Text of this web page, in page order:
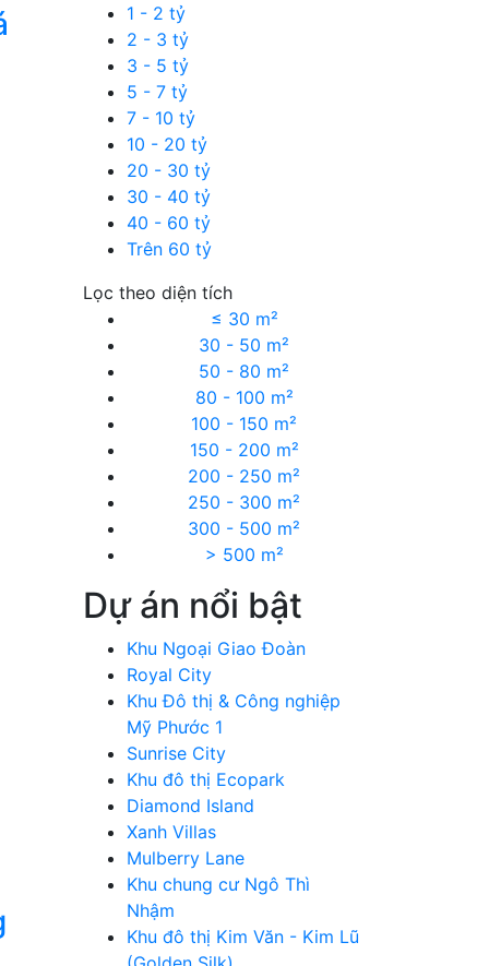
1 - 2 tỷ
2 - 3 tỷ
3 - 5 tỷ
5 - 7 tỷ
7 - 10 tỷ
10 - 20 tỷ
20 - 30 tỷ
30 - 40 tỷ
40 - 60 tỷ
Trên 60 tỷ
Lọc theo diện tích
≤ 30 m²
30 - 50 m²
50 - 80 m²
80 - 100 m²
100 - 150 m²
150 - 200 m²
200 - 250 m²
250 - 300 m²
300 - 500 m²
> 500 m²
Dự án nổi bật
Khu Ngoại Giao Đoàn
Royal City
Khu Đô thị & Công nghiệp
Mỹ Phước 1
Sunrise City
Khu đô thị Ecopark
Diamond Island
Xanh Villas
Mulberry Lane
Khu chung cư Ngô Thì
Nhậm
Khu đô thị Kim Văn - Kim Lũ